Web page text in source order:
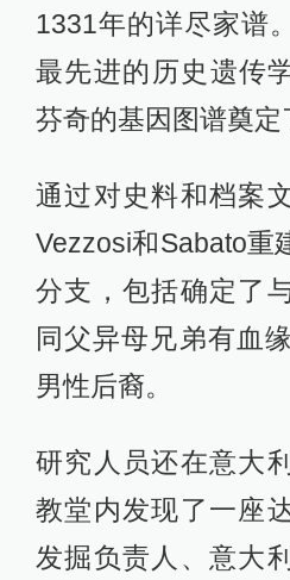
1331年的详尽家谱
最先进的历史遗传
芬奇的基因图谱奠定
通过对史料和档案
Vezzosi和Sabato重
分支，包括确定了
同父异母兄弟有血
男性后裔。
研究人员还在意大
教堂内发现了一座
发掘负责人、意大